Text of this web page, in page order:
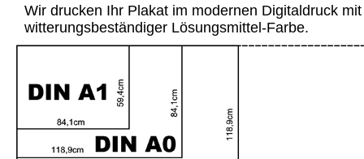
Wir drucken Ihr Plakat im modernen Digitaldruck
witterungsbeständiger Lösungsmittel-Farbe.